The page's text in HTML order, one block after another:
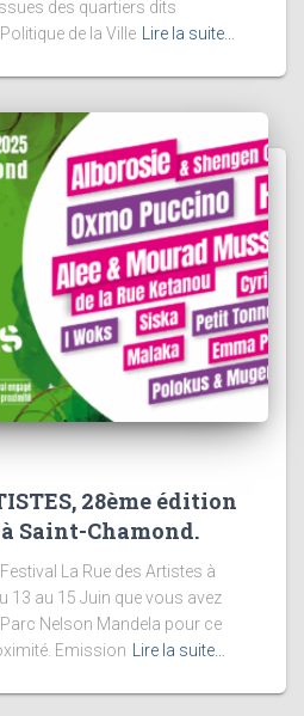
des quartiers dits
de la Ville Lire la suite…
28ème édition
Saint-Chamond.
La Rue des Artistes à
13 au 15 Juin que vous avez
Nelson Mandela pour ce
Emission
Lire la suite…